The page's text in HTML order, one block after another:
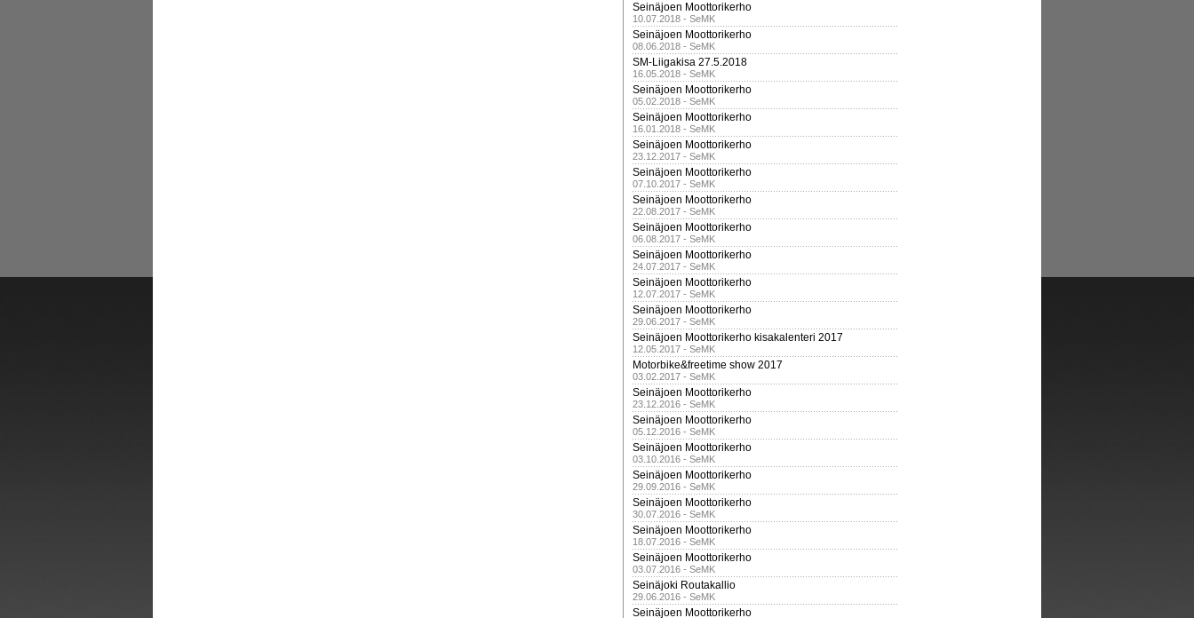
Seinäjoen Moottorikerho
10.07.2018 - SeMK
Seinäjoen Moottorikerho
08.06.2018 - SeMK
SM-Liigakisa 27.5.2018
16.05.2018 - SeMK
Seinäjoen Moottorikerho
05.02.2018 - SeMK
Seinäjoen Moottorikerho
16.01.2018 - SeMK
Seinäjoen Moottorikerho
23.12.2017 - SeMK
Seinäjoen Moottorikerho
07.10.2017 - SeMK
Seinäjoen Moottorikerho
22.08.2017 - SeMK
Seinäjoen Moottorikerho
06.08.2017 - SeMK
Seinäjoen Moottorikerho
24.07.2017 - SeMK
Seinäjoen Moottorikerho
12.07.2017 - SeMK
Seinäjoen Moottorikerho
29.06.2017 - SeMK
Seinäjoen Moottorikerho kisakalenteri 2017
12.05.2017 - SeMK
Motorbike&freetime show 2017
03.02.2017 - SeMK
Seinäjoen Moottorikerho
23.12.2016 - SeMK
Seinäjoen Moottorikerho
05.12.2016 - SeMK
Seinäjoen Moottorikerho
03.10.2016 - SeMK
Seinäjoen Moottorikerho
29.09.2016 - SeMK
Seinäjoen Moottorikerho
30.07.2016 - SeMK
Seinäjoen Moottorikerho
18.07.2016 - SeMK
Seinäjoen Moottorikerho
03.07.2016 - SeMK
Seinäjoki Routakallio
29.06.2016 - SeMK
Seinäjoen Moottorikerho